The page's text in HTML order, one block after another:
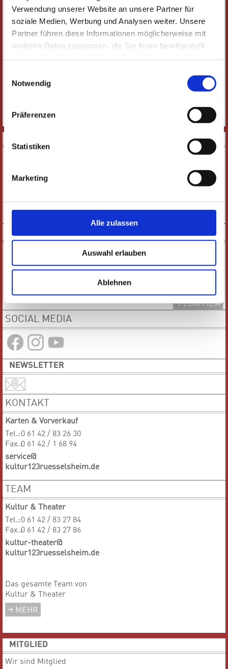
Verwendung unserer Website an unsere Partner für
soziale Medien, Werbung und Analysen weiter. Unsere
Partner führen diese Informationen möglicherweise mit
weiteren Daten zusammen, die Sie ihnen bereitgestellt
Datenschutzhinweise
Notwendig
Präferenzen
Statistiken
Marketing
Alle zulassen
Auswahl erlauben
Ablehnen
Ballett & Tanz Konzerte & Classic-Café Musical & Show
illust_ratio
Derzeit keine Veranstaltung in dieser Kategorie
E-PAPER
KURZFILM
ZUM FILM
SOCIAL MEDIA
NEWSLETTER
KONTAKT
Karten & Vorverkauf
Tel.:0 61 42 / 83 26 30
Fax.:0 61 42 / 1 68 94
service@
kultur123ruesselsheim.de
TEAM
Kultur & Theater
Tel.:0 61 42 / 83 27 84
Fax.:0 61 42 / 83 27 86
kultur-theater@
kultur123ruesselsheim.de
Das gesamte Team von
Kultur & Theater
MEHR
MITGLIED
Wir sind Mitglied